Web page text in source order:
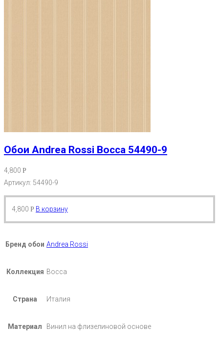
Обои Andrea Rossi Bocca 54490-9
4,800 Р
Артикул: 54490-9
4,800 Р В корзину
Бренд обои Andrea Rossi
Коллекция Bocca
Страна Италия
Материал Винил на флизелиновой основе